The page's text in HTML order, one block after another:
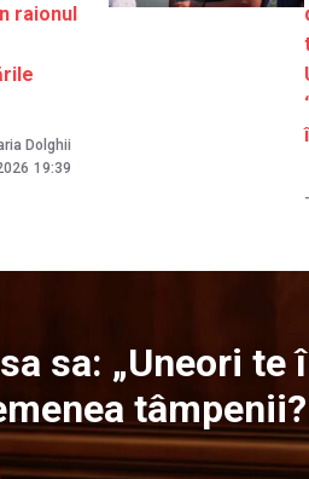
raionul
Dolghii
19:39
-
sa: „Uneori te